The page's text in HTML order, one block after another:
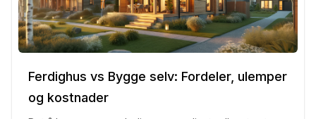
Ferdighus vs Bygge selv: Fordeler, ulemper
og kostnader